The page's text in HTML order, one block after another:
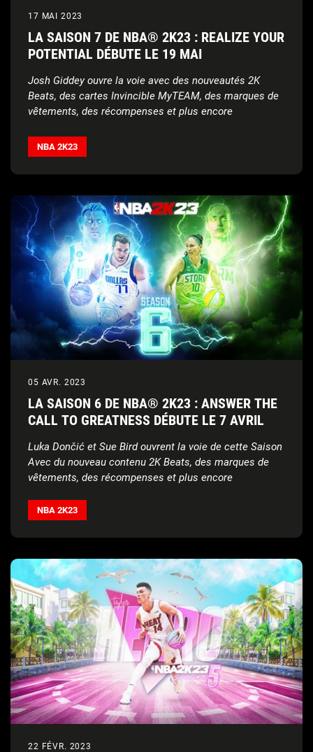
17 MAI 2023
LA SAISON 7 DE NBA® 2K23 : REALIZE YOUR
POTENTIAL DÉBUTE LE 19 MAI
Josh Giddey ouvre la voie avec des nouveautés 2K
Beats, des cartes Invincible MyTEAM, des marques de
vêtements, des récompenses et plus encore
Blxst, artiste nominé aux Grammy, et comporte un
nouveau morceau exclusif de Jay Millian, artiste Red
Bull Records/EVGLE
NBA 2K23
05 AVR. 2023
LA SAISON 6 DE NBA® 2K23 : ANSWER THE
CALL TO GREATNESS DÉBUTE LE 7 AVRIL
Luka Dončić et Sue Bird ouvrent la voie de cette Saison
Avec du nouveau contenu 2K Beats, des marques de
vêtements, des récompenses et plus encore
NBA 2K23
22 FÉVR. 2023